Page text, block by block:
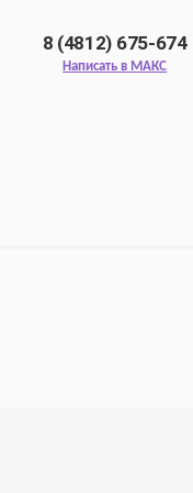
8 (4812) 675-674
Написать в МАКС